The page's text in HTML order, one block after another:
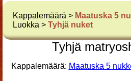
Kappalemäärä > Maatuska 5
Luokka > Tyhjä nuket
Tyhjä
Kappalemäärä: Maatuska 5